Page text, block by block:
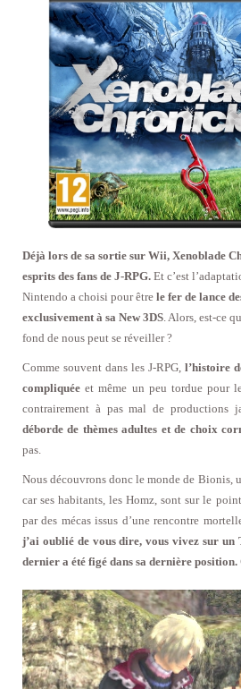
Déjà lors de sa sortie sur Wii, Xenoblade
esprits des fans de J-RPG. Et c’est
Nintendo a choisi pour être le fer de lance
exclusivement à sa New 3DS. Alors, est-ce
fond de nous peut se réveiller ?
Comme souvent dans les J-RPG, l’histoire
compliquée et même un peu tordue pour
contrairement à pas mal de productions
déborde de thèmes adultes et de choix
pas.
Nous découvrons donc le monde de Bionis,
car ses habitants, les Homz, sont sur le
par des mécas issus d’une rencontre
j’ai oublié de vous dire, vous vivez sur
dernier a été figé dans sa dernière position.